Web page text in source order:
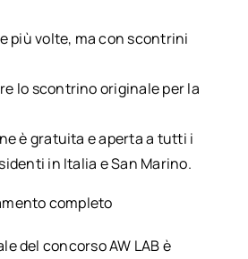
più volte, ma con scontrini
lo scontrino originale per la
è gratuita e aperta a tutti i
in Italia e San Marino.
completo
del concorso AW LAB è